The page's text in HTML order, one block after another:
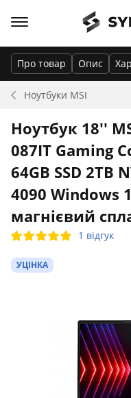
Ноутбуки MSI
Про товар Опис
Ноутбук 18''
087IT Gaming
64GB SSD 2TB
4090 Windows
магнієвий
1 відгук
УЦІНКА